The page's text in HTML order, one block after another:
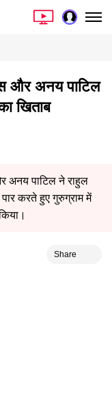
और अनय पाटिल
खिताब
अनय पाटिल ने राहुल
करते हुए गुरुग्राम में
Share